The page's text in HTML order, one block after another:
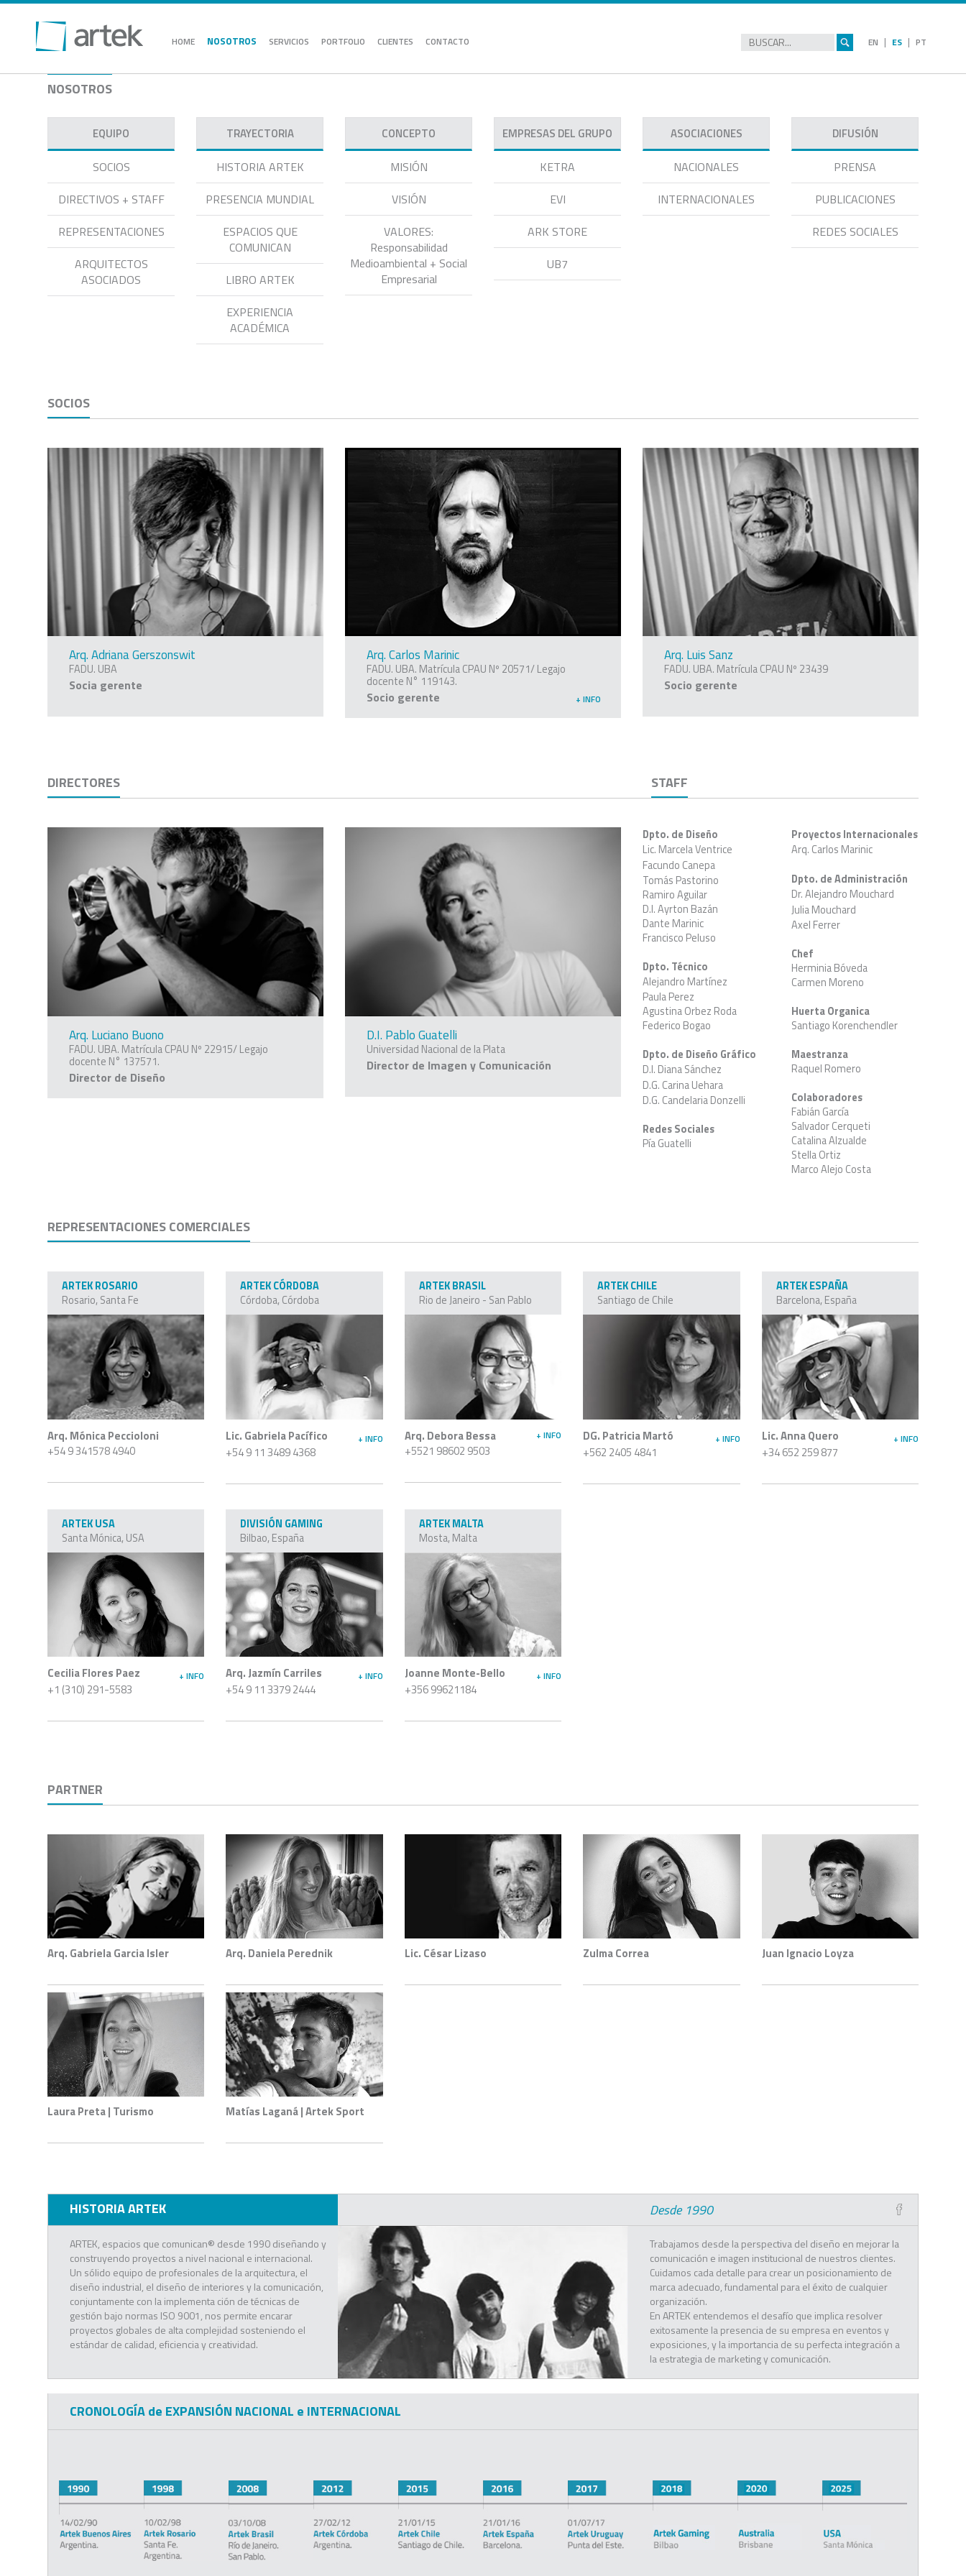
HOME NOSOTROS SERVICIOS PORTFOLIO CLIENTES CONTACTO EN | ES | PT
NOSOTROS
EQUIPO
SOCIOS
DIRECTIVOS + STAFF
REPRESENTACIONES
ARQUITECTOS
ASOCIADOS
TRAYECTORIA
HISTORIA ARTEK
PRESENCIA MUNDIAL
ESPACIOS QUE
COMUNICAN
LIBRO ARTEK
EXPERIENCIA
ACADÉMICA
CONCEPTO
MISIÓN
VISIÓN
VALORES:
Responsabilidad
Medioambiental + Social
Empresarial
EMPRESAS DEL GRUPO
KETRA
EVI
ARK STORE
UB7
ASOCIACIONES
NACIONALES
INTERNACIONALES
DIFUSIÓN
PRENSA
PUBLICACIONES
REDES SOCIALES
SOCIOS
Arq. Adriana Gerszonswit
FADU. UBA
Socia gerente
Arq. Carlos Marinic
FADU. UBA. Matrícula CPAU Nº 20571/ Legajo
docente N° 119143.
Socio gerente + INFO
Arq. Luis Sanz
FADU. UBA. Matrícula CPAU Nº 23439
Socio gerente
DIRECTORES STAFF
Arq. Luciano Buono
FADU. UBA. Matrícula CPAU Nº 22915/ Legajo
docente N° 137571.
Director de Diseño
D.I. Pablo Guatelli
Universidad Nacional de la Plata
Director de Imagen y Comunicación
Dpto. de Diseño
Lic. Marcela Ventrice
Facundo Canepa
Tomás Pastorino
Ramiro Aguilar
D.I. Ayrton Bazán
Dante Marinic
Francisco Peluso
Dpto. Técnico
Alejandro Martínez
Paula Perez
Agustina Orbez Roda
Federico Bogao
Dpto. de Diseño Gráfico
D.I. Diana Sánchez
D.G. Carina Uehara
D.G. Candelaria Donzelli
Redes Sociales
Pía Guatelli
Proyectos Internacionales
Arq. Carlos Marinic
Dpto. de Administración
Dr. Alejandro Mouchard
Julia Mouchard
Axel Ferrer
Chef
Herminia Bóveda
Carmen Moreno
Huerta Organica
Santiago Korenchendler
Maestranza
Raquel Romero
Colaboradores
Fabián García
Salvador Cerqueti
Catalina Alzualde
Stella Ortiz
Marco Alejo Costa
REPRESENTACIONES COMERCIALES
ARTEK ROSARIO
Rosario, Santa Fe
Arq. Mónica Peccioloni
+54 9 341578 4940
ARTEK CÓRDOBA
Córdoba, Córdoba
Lic. Gabriela Pacífico + INFO
+54 9 11 3489 4368
ARTEK BRASIL
Rio de Janeiro - San Pablo
Arq. Debora Bessa + INFO
+5521 98602 9503
ARTEK CHILE
Santiago de Chile
DG. Patricia Martó + INFO
+562 2405 4841
ARTEK ESPAÑA
Barcelona, España
Lic. Anna Quero + INFO
+34 652 259 877
ARTEK USA
Santa Mónica, USA
Cecilia Flores Paez + INFO
+1 (310) 291-5583
DIVISIÓN GAMING
Bilbao, España
Arq. Jazmín Carriles + INFO
+54 9 11 3379 2444
ARTEK MALTA
Mosta, Malta
Joanne Monte-Bello + INFO
+356 99621184
PARTNER
Arq. Gabriela Garcia Isler Arq. Daniela Perednik Lic. César Lizaso Zulma Correa Juan Ignacio Loyza
Laura Preta | Turismo Matías Laganá | Artek Sport
HISTORIA ARTEK
ARTEK, espacios que comunican® desde 1990 diseñando y
construyendo proyectos a nivel nacional e internacional.
Un sólido equipo de profesionales de la arquitectura, el
diseño industrial, el diseño de interiores y la comunicación,
conjuntamente con la implementa ción de técnicas de
gestión bajo normas ISO 9001, nos permite encarar
proyectos globales de alta complejidad sosteniendo el
estándar de calidad, eficiencia y creatividad.
Desde 1990
Trabajamos desde la perspectiva del diseño en mejorar la
comunicación e imagen institucional de nuestros clientes.
Cuidamos cada detalle para crear un posicionamiento de
marca adecuado, fundamental para el éxito de cualquier
organización.
En ARTEK entendemos el desafío que implica resolver
exitosamente la presencia de su empresa en eventos y
exposiciones, y la importancia de su perfecta integración a
la estrategia de marketing y comunicación.
CRONOLOGÍA de EXPANSIÓN NACIONAL e INTERNACIONAL